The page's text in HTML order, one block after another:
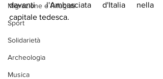
Migrazione e Rifugiati
Sport
Solidarietà
Archeologia
Musica
davanti l'Ambasciata d'Italia nella
capitale tedesca.